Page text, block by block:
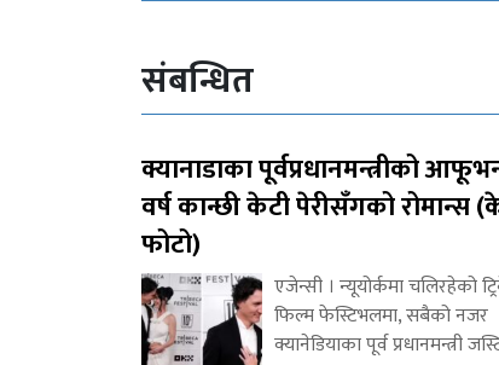
संबन्धित
क्यानाडाका पूर्वप्रधानमन्त्रीको
वर्ष कान्छी केटी पेरीसँगको रोमान्स
फोटो)
एजेन्सी । न्यूयोर्कमा चलिरहेको
फिल्म फेस्टिभलमा, सबैको नजर
क्यानेडियाका पूर्व प्रधानमन्त्री